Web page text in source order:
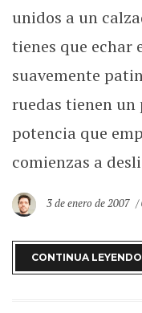
unidos a un
tienes que echar
suavemente
ruedas tienen un
potencia que
comienzas a
3 de enero de 2007
CONTINUA LEYENDO